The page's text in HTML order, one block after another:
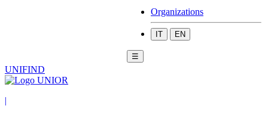
Organizations
IT EN
☰
UNIFIND
|